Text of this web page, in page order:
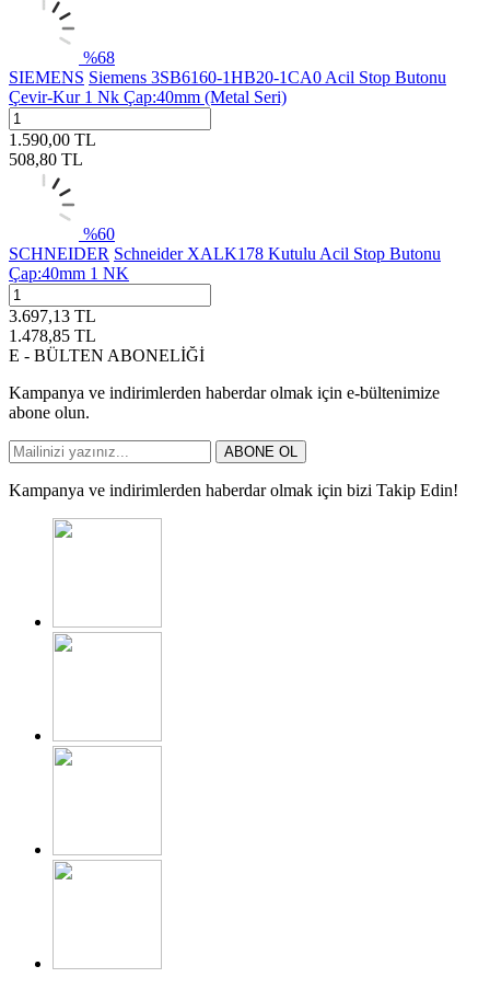
%68
SIEMENS Siemens 3SB6160-1HB20-1CA0 Acil Stop Butonu
Çevir-Kur 1 Nk Çap:40mm (Metal Seri)
1.590,00 TL
508,80 TL
%60
SCHNEIDER Schneider XALK178 Kutulu Acil Stop Butonu
Çap:40mm 1 NK
3.697,13 TL
1.478,85 TL
E - BÜLTEN ABONELİĞİ
Kampanya ve indirimlerden haberdar olmak için e-bültenimize
abone olun.
ABONE OL
Kampanya ve indirimlerden haberdar olmak için bizi Takip Edin!